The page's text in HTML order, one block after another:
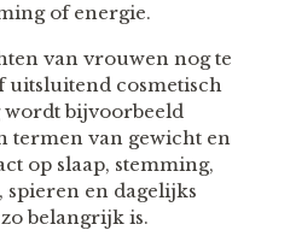
of energie.
van vrouwen nog te
uitsluitend cosmetisch
wordt bijvoorbeeld
termen van gewicht en
op slaap, stemming,
en dagelijks
belangrijk is.